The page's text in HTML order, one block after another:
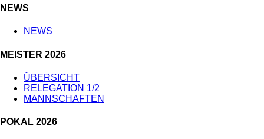
NEWS
NEWS
MEISTER 2026
ÜBERSICHT
RELEGATION 1/2
MANNSCHAFTEN
POKAL 2026